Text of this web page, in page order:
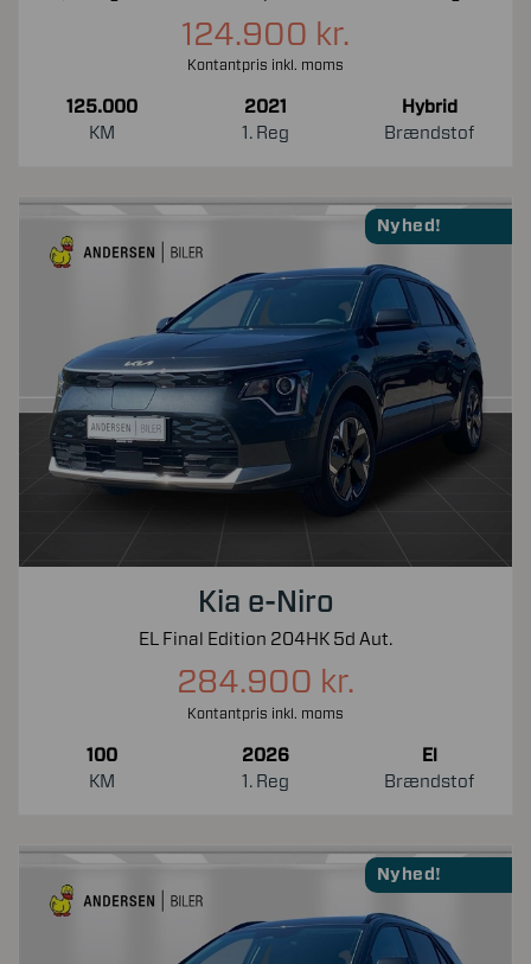
124.900 kr.
Kontantpris inkl. moms
125.000
KM
2021
1. Reg
Hybrid
Brændstof
Nyhed!
Kia e-Niro
EL Final Edition 204HK 5d Aut.
284.900 kr.
Kontantpris inkl. moms
100
KM
2026
1. Reg
El
Brændstof
Nyhed!